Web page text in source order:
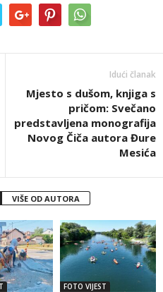
Idući članak
Mjesto s dušom, knjiga s
pričom: Svečano
predstavljena monografija
Novog Čiča autora Đure
Mesića
VIŠE OD AUTORA
FOTO VIJEST